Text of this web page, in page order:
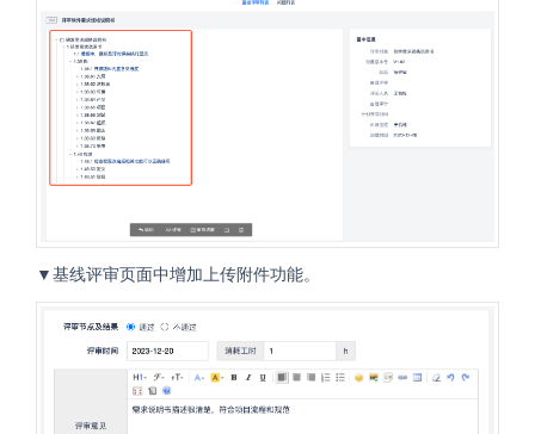
▼基线评审页面中增加上传附件功能。